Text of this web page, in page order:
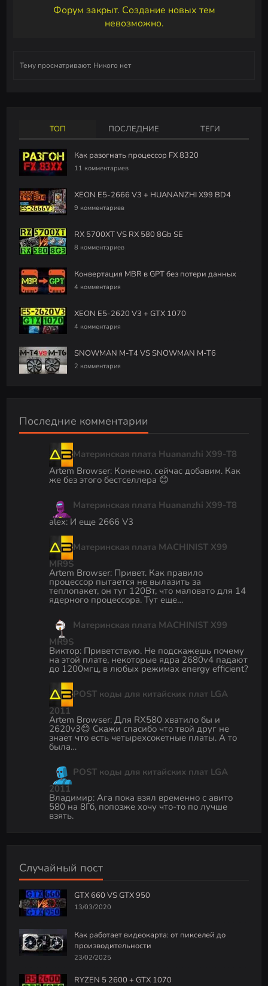
Форум закрыт. Создание новых тем
невозможно.
Тему просматривают: Никого нет
ТОП ПОСЛЕДНИЕ ТЕГИ
Как разогнать процессор FX 8320
11 комментариев
XEON E5-2666 V3 + HUANANZHI X99 BD4
9 комментариев
RX 5700XT VS RX 580 8Gb SE
8 комментариев
Конвертация MBR в GPT без потери данных
4 комментария
XEON E5-2620 V3 + GTX 1070
4 комментария
SNOWMAN M-T4 VS SNOWMAN M-T6
2 комментария
Последние комментарии
Материнская плата Huananzhi X99-T8
Artem Browser: Конечно, сейчас добавим. Как
же без этого бестселлера 😊
Материнская плата Huananzhi X99-T8
alex:И еще 2666 V3
Материнская плата MACHINIST X99
MR9S
Artem Browser: Привет. Как правило
процессор пытается не вылазить за
теплопакет, он тут 120Вт, что маловато для 14
ядерного процессора. Тут еще…
Материнская плата MACHINIST X99
MR9S
Виктор: Приветствую. Не подскажешь почему
на этой плате, некоторые ядра 2680v4 падают
до 1200мгц, в любых режимах energy efficient?
POST коды для китайских плат LGA
2011
Artem Browser:Для RX580 хватило бы и
2620v3😊 Скажи спасибо что твой друг не
знает что есть четырехсокетные платы. А то
была…
POST коды для китайских плат LGA
2011
Владимир:Ага пока взял временно с авито
580 на 8Гб, попозже хочу что-то по лучше
взять.
Случайный пост
GTX 660 VS GTX 950
13/03/2020
Как работает видеокарта: от пикселей до
производительности
23/02/2025
RYZEN 5 2600 + GTX 1070